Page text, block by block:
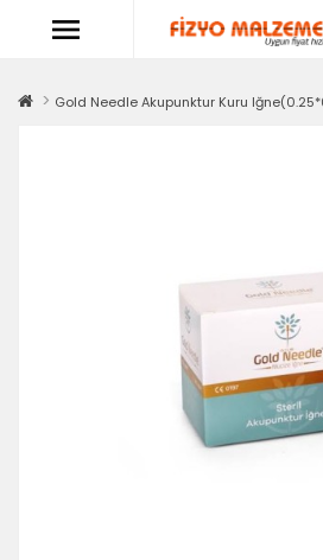
Gold Needle Akupunktur Kuru